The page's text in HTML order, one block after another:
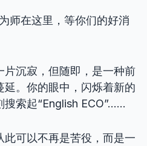
师在这里，等你们的好消
沉寂，但随即，是一种前
延。你的眼中，闪烁着新的
搜索起“English ECO”……
此可以不再是苦役，而是一